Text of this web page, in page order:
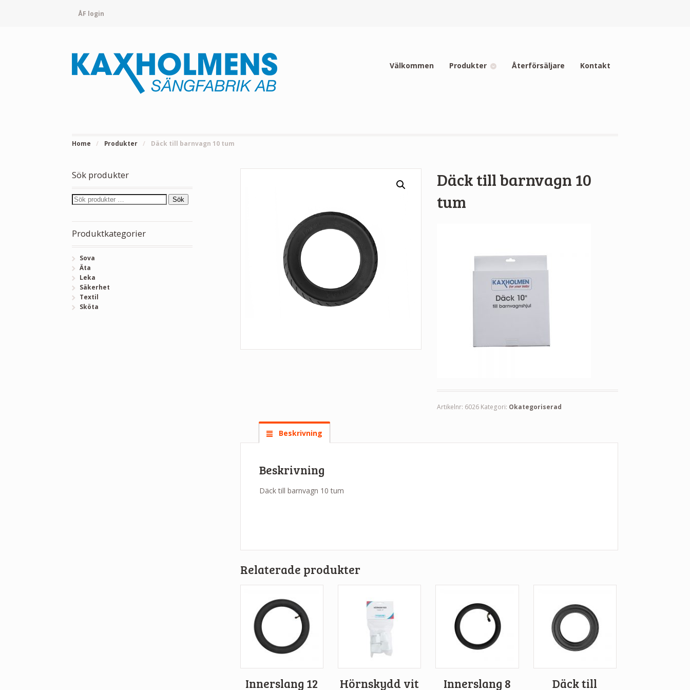
ÅF login
Välkommen Produkter Återförsäljare Kontakt
Home / Produkter / Däck till barnvagn 10 tum
Däck till barnvagn 10
tum
Artikelnr: 6026 Kategori: Okategoriserad
Beskrivning
Beskrivning
Däck till barnvagn 10 tum
Relaterade produkter
Innerslang 12 Hörnskydd vit Innerslang 8 Däck till
Sök produkter
Sök
Produktkategorier
Sova
Äta
Leka
Säkerhet
Textil
Sköta